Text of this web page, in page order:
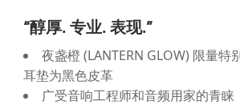
“醇厚. 专业. 表现.”
夜盏橙 (LANTERN GLOW) 限量特
耳垫为黑色皮革
广受音响工程师和音频用家的青睐